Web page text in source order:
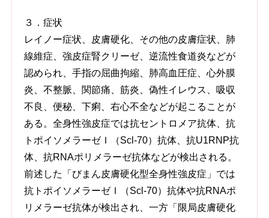
３．症状
レイノー症状、皮膚硬化、その他の皮膚症状、肺
線維症、強皮症腎クリーゼ、逆流性食道炎などが
認められ、手指の屈曲拘縮、肺高血圧症、心外膜
炎、不整脈、関節痛、筋炎、偽性イレウス、吸収
不良、便秘、下痢、右心不全などが起こることが
ある。全身性強皮症では抗セントロメア抗体、抗
トポイソメラーゼＩ（Scl-70）抗体、抗U1RNP抗
体、抗RNAポリメラーゼ抗体などが検出される。
前述した「びまん皮膚硬化型全身性強皮症」では
抗トポイソメラーゼＩ（Scl-70）抗体や抗RNAポ
リメラーゼ抗体が検出され、一方「限局皮膚硬化